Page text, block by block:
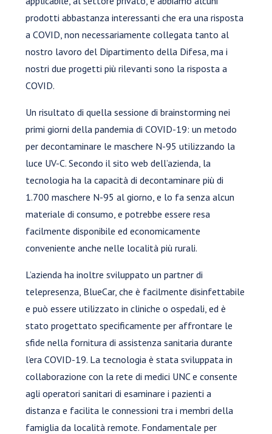
prodotti abbastanza interessanti che era una risposta
a COVID, non necessariamente collegata tanto al
nostro lavoro del Dipartimento della Difesa, ma i
nostri due progetti più rilevanti sono la risposta a
COVID.
Un risultato di quella sessione di brainstorming nei
primi giorni della pandemia di COVID-19: un metodo
per decontaminare le maschere N-95 utilizzando la
luce UV-C. Secondo il sito web dell’azienda, la
tecnologia ha la capacità di decontaminare più di
1.700 maschere N-95 al giorno, e lo fa senza alcun
materiale di consumo, e potrebbe essere resa
facilmente disponibile ed economicamente
conveniente anche nelle località più rurali.
L’azienda ha inoltre sviluppato un partner di
telepresenza, BlueCar, che è facilmente disinfettabile
e può essere utilizzato in cliniche o ospedali, ed è
stato progettato specificamente per affrontare le
sfide nella fornitura di assistenza sanitaria durante
l’era COVID-19. La tecnologia è stata sviluppata in
collaborazione con la rete di medici UNC e consente
agli operatori sanitari di esaminare i pazienti a
distanza e facilita le connessioni tra i membri della
famiglia da località remote. Fondamentale per